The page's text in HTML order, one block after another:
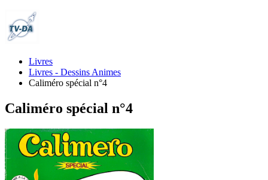
Livres
Livres - Dessins Animes
Caliméro spécial n°4
Caliméro spécial n°4